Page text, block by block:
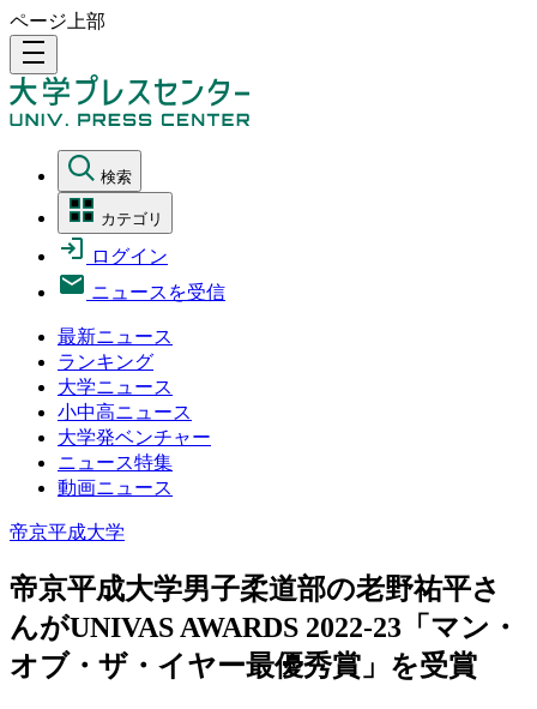
ページ上部
density_medium
検索
カテゴリ
ログイン
ニュースを受信
最新ニュース
ランキング
大学ニュース
小中高ニュース
大学発ベンチャー
ニュース特集
動画ニュース
帝京平成大学
帝京平成大学男子柔道部の老野祐平さ
んがUNIVAS AWARDS 2022-23「マン・
オブ・ザ・イヤー最優秀賞」を受賞